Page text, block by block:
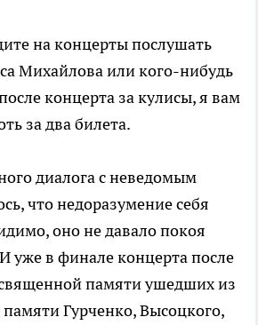
на концерты послушать
Михайлова или кого-нибудь
концерта за кулисы, я вам
за два билета.
диалога с неведомым
что недоразумение себя
оно не давало покоя
уже в финале концерта после
памяти ушедших из
Гурченко, Высоцкого,